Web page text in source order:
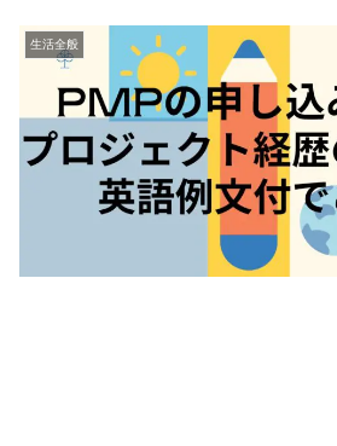
生活全般